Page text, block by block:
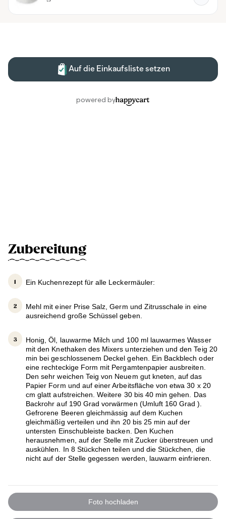
Zubereitung
Ein Kuchenrezept für alle Leckermäuler:
Mehl mit einer Prise Salz, Germ und Zitrusschale in eine
ausreichend große Schüssel geben.
Honig, Öl, lauwarme Milch und 100 ml lauwarmes Wasser
mit den Knethaken des Mixers unterziehen und den Teig 20
min bei geschlossenem Deckel gehen. Ein Backblech oder
eine rechteckige Form mit Pergamtenpapier ausbreiten.
Den sehr weichen Teig von Neuem gut kneten, auf das
Papier Form und auf einer Arbeitsfläche von etwa 30 x 20
cm glatt aufstreichen. Weitere 30 bis 40 min gehen. Das
Backrohr auf 190 Grad vorwärmen (Umluft 160 Grad ).
Gefrorene Beeren gleichmässig auf dem Kuchen
gleichmäßig verteilen und ihn 20 bis 25 min auf der
untersten Einschubleiste backen. Den Kuchen
herausnehmen, auf der Stelle mit Zucker überstreuen und
auskühlen. In 8 Stückchen teilen und die Stückchen, die
nicht auf der Stelle gegessen werden, lauwarm einfrieren.
Foto hochladen